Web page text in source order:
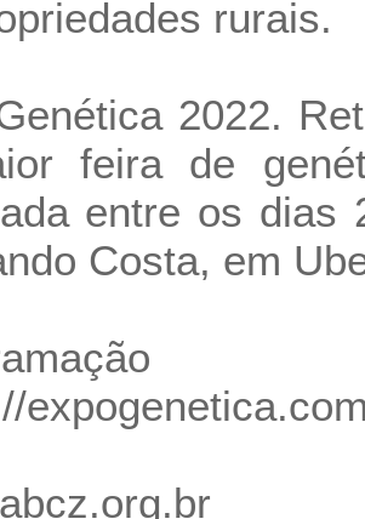
rurais.
2022.
feira de
entre os dias
Costa, em